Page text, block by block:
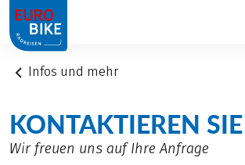
1
Infos und mehr
KONTAKTIEREN
Wir freuen uns auf Ihre Anfrage